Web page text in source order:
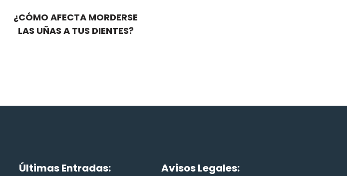
¿CÓMO AFECTA MORDERSE
LAS UÑAS A TUS DIENTES?
Últimas Entradas: Avisos Legales: